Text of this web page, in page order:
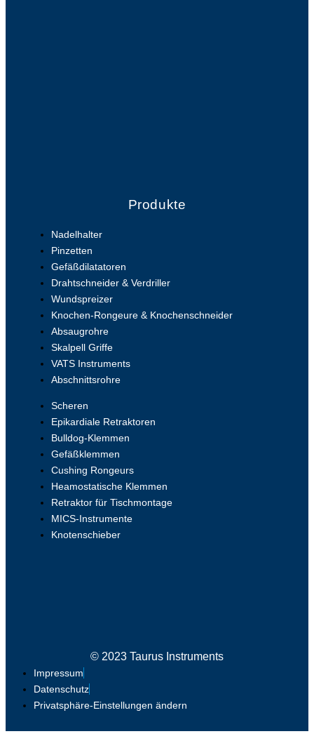
Produkte
Nadelhalter
Pinzetten
Gefäßdilatatoren
Drahtschneider & Verdriller
Wundspreizer
Knochen-Rongeure & Knochenschneider
Absaugrohre
Skalpell Griffe
VATS Instruments
Abschnittsrohre
Scheren
Epikardiale Retraktoren
Bulldog-Klemmen
Gefäßklemmen
Cushing Rongeurs
Heamostatische Klemmen
Retraktor für Tischmontage
MICS-Instrumente
Knotenschieber
© 2023 Taurus Instruments
Impressum
Datenschutz
Privatsphäre-Einstellungen ändern